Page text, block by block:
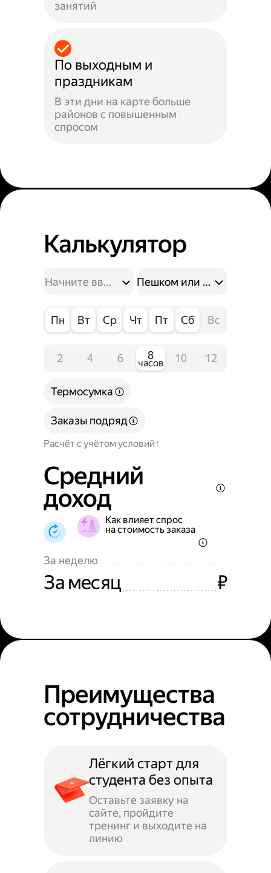
занятий
По выходным и
праздникам
В эти дни на карте больше
районов с повышенным
спросом
Калькулятор
Пешком или на
Пн Вт Ср Чт Пт Сб Вс
2 4 6 8
часов 10 12
Расчёт с учётом условий
Термосумка
Заказы подряд
Средний
доход
Как влияет спрос
на стоимость заказа
За неделю
За месяц ₽
Преимущества
сотрудничества
Лёгкий старт для
студента без опыта
Оставьте заявку на
сайте, пройдите
тренинг и выходите на
линию